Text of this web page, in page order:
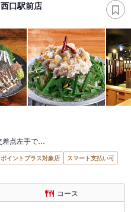
口駅前店
差点左手で…
ポイントプラス対象店
スマート支払い可
コース